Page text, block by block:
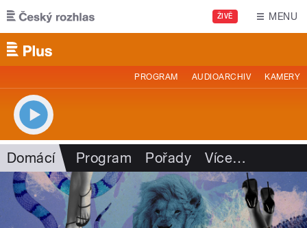
Přejít k hlavnímu obsahu
ŽIVĚ MENU
PROGRAM AUDIOARCHIV KAMERY
Domácí Program Pořady Více…